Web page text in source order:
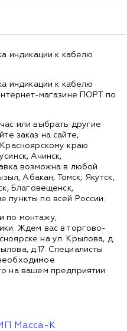
индикации к кабелю
индикации к кабелю
магазине ПОРТ по
или выбрать другие
заказ на сайте,
краю
Ачинск,
возможна в любой
Абакан, Томск, Якутск,
Благовещенск,
пункты по всей России.
по монтажу,
Ждем вас в торгово-
на ул. Крылова, д.
д.17. Специалисты
на вашем предприятии.
Масса-К